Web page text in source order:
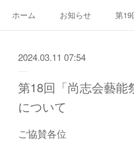
ホーム お知らせ 第19
第24回沖縄尚志会グラウンドゴル
第15回藝能祭ダイジェスト
2024.03.11 07:54
第18回「尚志会藝能
について
ご協賛各位